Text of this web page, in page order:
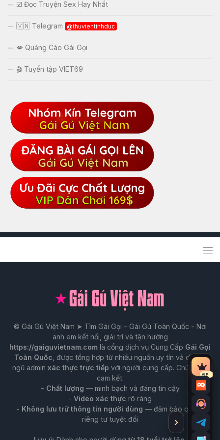
☑️ Đọc Truyện Sex Hay Nhất
🇻🇳 Telegram @thuvientinhduc
💋 Quảng Cáo Gái Gọi
🎬 Tuyển tập VIET69
© Gái Gú Việt Nam ➤ Tìm Gái Gọi - Gái Gú Toàn Quốc - Nơi
anh em kết nối, giải trí và tận hưởng
https://gaiguvietnam.com là cổng dịch vụ Cung Cấp Gái Gọi
Toàn Quốc , được tổng hợp từ nhiều nguồn uy tín và do đội
ngũ admin xác thực trực tiếp với người cung cấp. Chúng tôi
cam kết:
- Chất lượng — minh bạch và đáng tin cậy
- Video xác thực rõ ràng
- Không lưu trữ thông tin người dùng — đảm bảo quyền
riêng tư tuyệt đối
VIP
Tài
VIP
Trò
Tư
vấn
Ẩn
thanh